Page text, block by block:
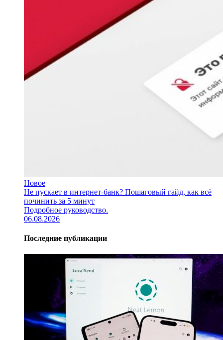
Новое
Не пускает в интернет-банк? Пошаговый гайд, как всё
починить за 5 минут
Подробное руководство.
06.08.2026
Последние публикации